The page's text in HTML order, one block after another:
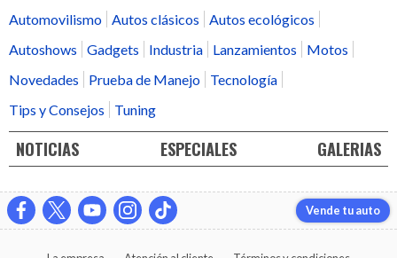
Automovilismo
Autos clásicos
Autos ecológicos
Autoshows
Gadgets Industria Lanzamientos
Motos
Novedades
Prueba de Manejo
Tecnología
Tips y Consejos
Tuning
NOTICIAS ESPECIALES GALERIAS
Vende tu auto